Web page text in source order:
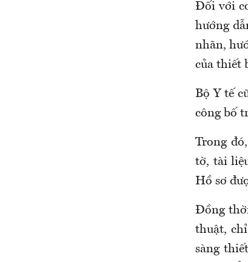
Đối với
hướng
nhãn,
của thiết
Bộ Y tế
công bố
Trong
tờ, tài
Hồ sơ
Đồng
thuật,
sàng